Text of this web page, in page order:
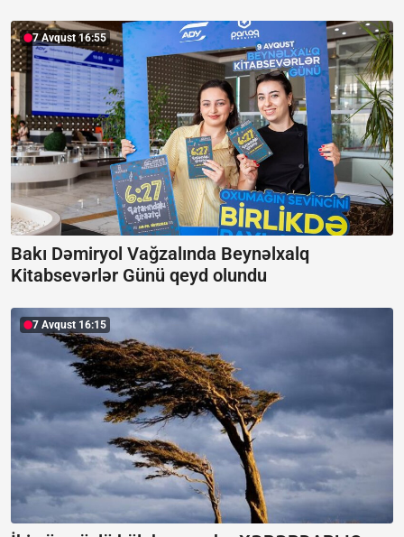
7 Avqust 16:55
Bakı Dəmiryol Vağzalında Beynəlxalq
Kitabsevərlər Günü qeyd olundu
7 Avqust 16:15